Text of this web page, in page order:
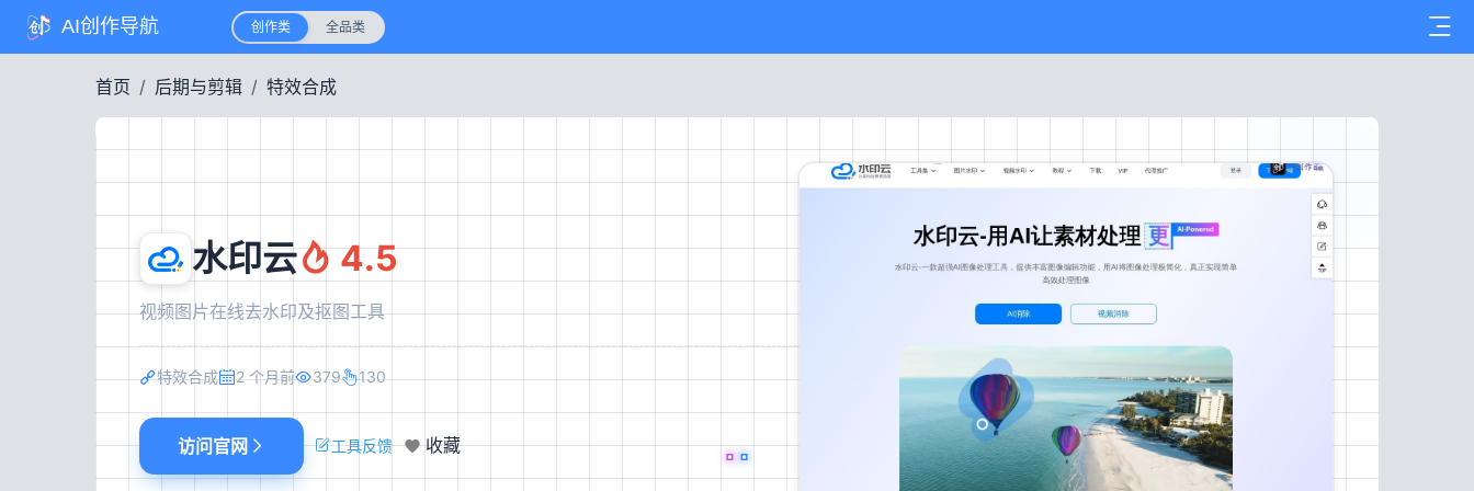
AI创作导航 创作类 全品类
首页 后期与剪辑 特效合成
水印云 4.5
视频图片在线去水印及抠图工具
特效合成 2 个月前 379 130
访问官网 工具反馈 收藏